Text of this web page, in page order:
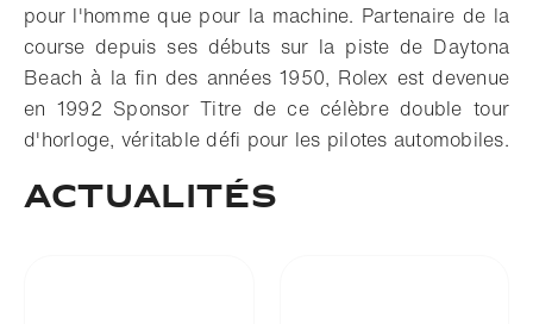
pour l'homme que pour la machine. Partenaire de la
course depuis ses débuts sur la piste de Daytona
Beach à la fin des années 1950, Rolex est devenue
en 1992 Sponsor Titre de ce célèbre double tour
d'horloge, véritable défi pour les pilotes automobiles.
ACTUALITÉS